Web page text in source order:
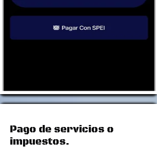
Pago de servicios o
impuestos.